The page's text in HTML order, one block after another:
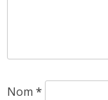
Nom *